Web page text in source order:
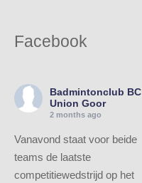
Facebook
Badmintonclub BC
Union Goor
2 months ago
Vanavond staat voor beide
teams de laatste
competitiewedstrijd op het